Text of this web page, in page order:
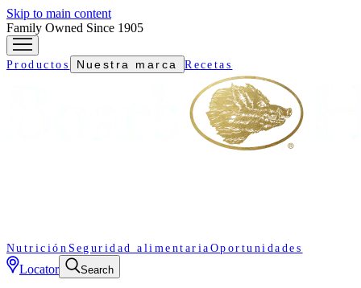
Skip to main content
Family Owned Since 1905
Productos Nuestra marca Recetas
Nutrición Seguridad alimentaria Oportunidades
Locator Search